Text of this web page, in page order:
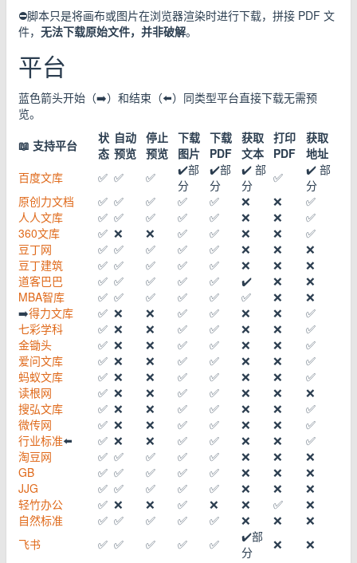
⛔脚本只是将画布或图片在浏览器渲染时进行下载，拼接 PDF 文
件， 无法下载原始文件，并非破解。
平台
蓝色箭头开始（➡️）和结束（⬅️）同类型平台直接下载无需预
览。
📖 支持平台
状
态
自动
预览
停止
预览
下载
图片
下载
PDF
获取
文本
打印
PDF
获取
地址
百度文库
✅ ✅ ✅
✔️部
分
✔️部
分
✔️ 部
分
✅
✔️ 部
分
原创力文档
✅ ✅ ✅ ✅ ✅ ❌ ❌
✅
人人文库
✅ ✅ ✅ ✅ ✅ ❌ ❌
✅
360文库
✅ ❌ ❌ ✅ ✅ ❌ ❌
✅
豆丁网
✅ ✅ ✅ ✅ ✅ ❌ ❌
❌
豆丁建筑
✅ ✅ ✅ ✅ ✅ ❌ ❌
❌
道客巴巴
✅ ✅ ✅ ✅ ✅ ✔️ ❌
❌
MBA智库
✅ ✅ ✅ ✅ ✅ ✅ ❌
❌
➡️得力文库 ✅ ❌ ❌ ✅ ✅ ❌ ❌
✅
七彩学科
✅ ❌ ❌ ✅ ✅ ❌ ❌
✅
金锄头
✅ ❌ ❌ ✅ ✅ ❌ ❌
✅
爱问文库
✅ ❌ ❌ ✅ ✅ ❌ ❌
✅
蚂蚁文库
✅ ❌ ❌ ✅ ✅ ❌ ❌
✅
读根网
✅ ❌ ❌ ✅ ✅ ❌ ❌
❌
搜弘文库
✅ ❌ ❌ ✅ ✅ ❌ ❌
✅
微传网
✅ ❌ ❌ ✅ ✅ ❌ ❌
✅
行业标准⬅️ ✅ ❌ ❌ ✅ ✅ ❌ ❌
✅
淘豆网
✅ ✅ ✅ ✅ ✅ ❌ ❌
❌
GB
✅ ✅ ✅ ✅ ✅ ❌ ❌
❌
JJG
✅ ✅ ✅ ✅ ✅ ❌ ❌
❌
轻竹办公
✅ ❌ ❌ ✅ ❌ ❌ ✅
❌
自然标准
✅ ✅ ✅ ✅ ✅ ❌ ❌
❌
飞书
✅ ✅ ✅ ✅ ✅
✔️部
分
❌
❌